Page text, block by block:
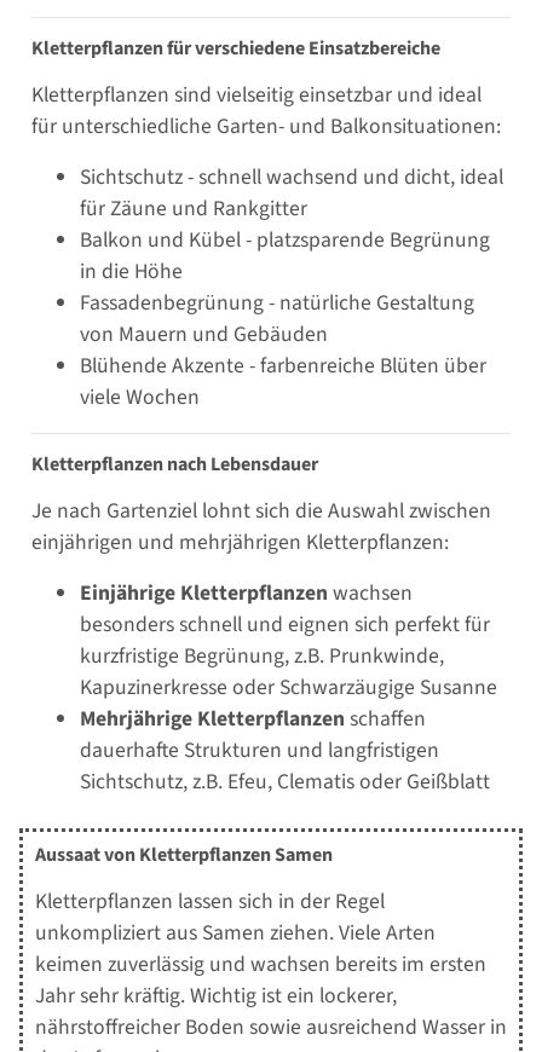
Kletterpflanzen für verschiedene Einsatzbereiche
Kletterpflanzen sind vielseitig einsetzbar und ideal
für unterschiedliche Garten- und Balkonsituationen:
Sichtschutz - schnell wachsend und dicht, ideal
für Zäune und Rankgitter
Balkon und Kübel - platzsparende Begrünung
in die Höhe
Fassadenbegrünung - natürliche Gestaltung
von Mauern und Gebäuden
Blühende Akzente - farbenreiche Blüten über
viele Wochen
Kletterpflanzen nach Lebensdauer
Je nach Gartenziel lohnt sich die Auswahl zwischen
einjährigen und mehrjährigen Kletterpflanzen:
Einjährige Kletterpflanzen wachsen
besonders schnell und eignen sich perfekt für
kurzfristige Begrünung, z.B. Prunkwinde,
Kapuzinerkresse oder Schwarzäugige Susanne
Mehrjährige Kletterpflanzen schaffen
dauerhafte Strukturen und langfristigen
Sichtschutz, z.B. Efeu, Clematis oder Geißblatt
Aussaat von Kletterpflanzen Samen
Kletterpflanzen lassen sich in der Regel
unkompliziert aus Samen ziehen. Viele Arten
keimen zuverlässig und wachsen bereits im ersten
Jahr sehr kräftig. Wichtig ist ein lockerer,
nährstoffreicher Boden sowie ausreichend Wasser in